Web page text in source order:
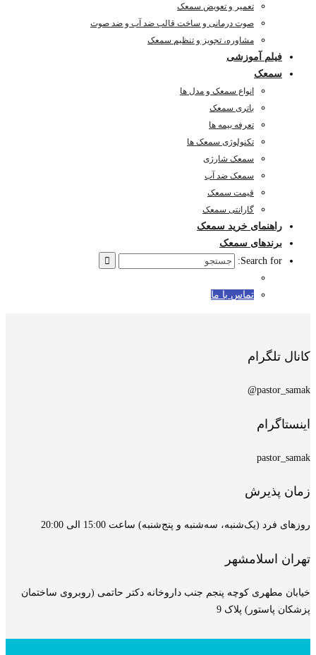
تعمیر و تعویض سمعک
صوت درمانی و ساخت قالب ضد آب و ضد صوت
مشاوره، تجویز و تنظیم سمعک
فیلم آموزشی
سمعک
انواع سمعک و مدل ها
باتری سمعک
تعرفه بیمه ها
تکنولوژی سمعک ها
سمعک شارژی
سمعک ضد آب
قیمت سمعک
گارانتی سمعک
راهنمای خرید سمعک
برندهای سمعک
Search for:
تماس با ما
کانال تلگرام
pastor_samak@
اینستاگرام
pastor_samak
زمان پذیرش
روزهای فرد (یک‌شنبه، سه‌شنبه و پنج‌شنبه) ساعت 15:00 الی 20:00
تهران اسلامشهر
خیابان مطهری کوچه پنجم جنب داروخانه دکتر حاتمی (روبروی ساختمان
پزشکان پاستور) پلاک 9